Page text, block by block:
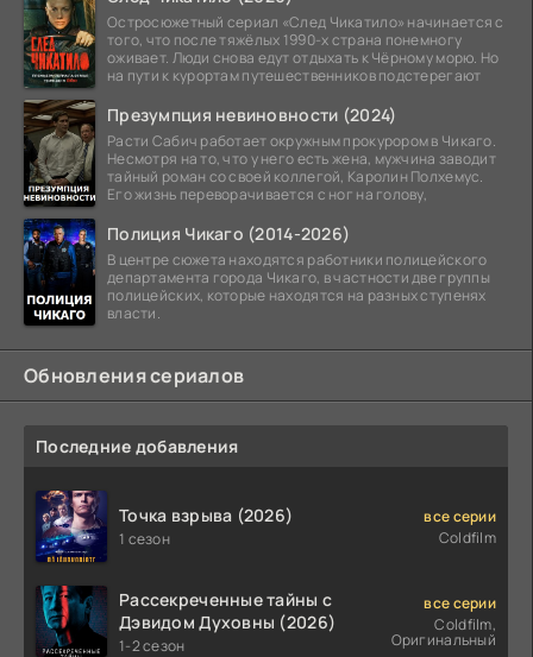
Остросюжетный сериал «След Чикатило» начинается с
того, что после тяжёлых 1990-х страна понемногу
оживает. Люди снова едут отдыхать к Чёрному морю. Но
на пути к курортам путешественников подстерегают
Презумпция невиновности (2024)
Расти Сабич работает окружным прокурором в Чикаго.
Несмотря на то, что у него есть жена, мужчина заводит
тайный роман со своей коллегой, Каролин Полхемус.
Его жизнь переворачивается с ног на голову,
Полиция Чикаго (2014-2026)
В центре сюжета находятся работники полицейского
департамента города Чикаго, в частности две группы
полицейских, которые находятся на разных ступенях
власти.
Обновления сериалов
Последние добавления
Точка взрыва (2026)
1 сезон
все серии
Coldfilm
Рассекреченные тайны с
Дэвидом Духовны (2026)
1-2 сезон
все серии
Coldfilm,
Оригинальный